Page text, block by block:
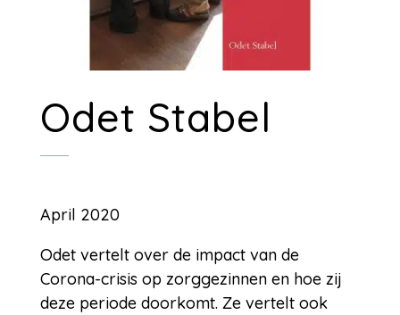
Odet Stabel
April 2020
Odet vertelt over de impact van de
Corona-crisis op zorggezinnen en hoe zij
deze periode doorkomt. Ze vertelt ook